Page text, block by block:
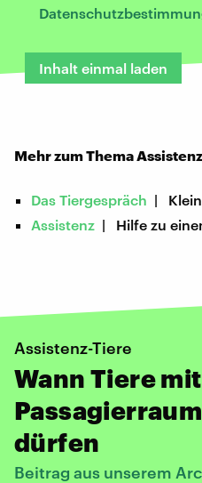
Inhalt einmal laden
Mehr zum Thema
Das Tiergespräch |
Assistenz | Hilfe zu
Assistenz-Tiere
Wann Tiere
dürfen
Beitrag aus unserem